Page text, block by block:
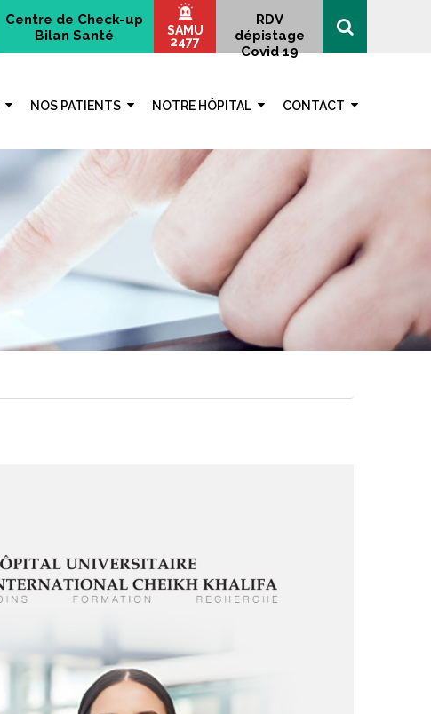
Centre de Check-up
Bilan Santé
SAMU
2477
RDV
dépistage
Covid 19
NOS PATIENTS NOTRE HÔPITAL CONTACT